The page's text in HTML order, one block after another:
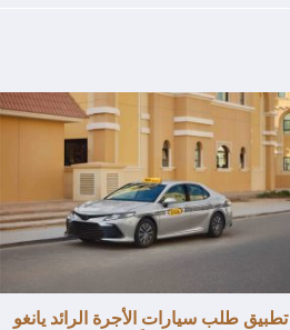
تطبيق طلب سيارات الأجرة الرائد يانغو